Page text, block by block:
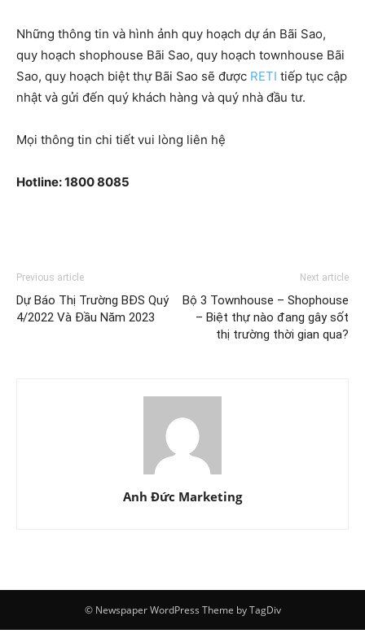
Những thông tin và hình ảnh quy hoạch dự án Bãi Sao,
quy hoạch shophouse Bãi Sao, quy hoạch townhouse Bãi
Sao, quy hoạch biệt thự Bãi Sao sẽ được RETI tiếp tục cập
nhật và gửi đến quý khách hàng và quý nhà đầu tư.
Mọi thông tin chi tiết vui lòng liên hệ
Hotline: 1800 8085
Previous article
Dự Báo Thị Trường BĐS Quý
4/2022 Và Đầu Năm 2023
Next article
Bộ 3 Townhouse – Shophouse
– Biệt thự nào đang gây sốt
thị trường thời gian qua?
Anh Đức Marketing
© Newspaper WordPress Theme by TagDiv